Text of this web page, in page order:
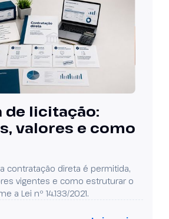
de licitação:
valores e como
contratação direta é permitida,
vigentes e como estruturar o
a Lei nº 14.133/2021.